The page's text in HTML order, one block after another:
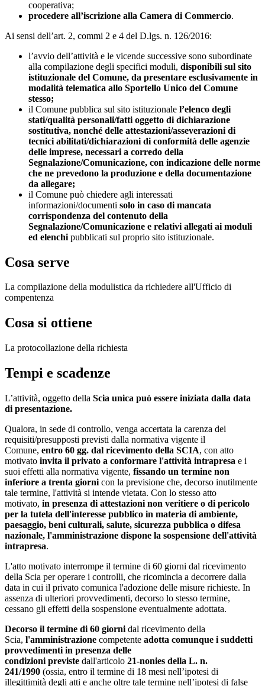
cooperativa;
procedere all’iscrizione alla Camera di Commercio.
Ai sensi dell’art. 2, commi 2 e 4 del D.lgs. n. 126/2016:
l’avvio dell’attività e le vicende successive sono subordinate
alla compilazione degli specifici moduli, disponibili sul sito
istituzionale del Comune, da presentare esclusivamente in
modalità telematica allo Sportello Unico del Comune
stesso;
il Comune pubblica sul sito istituzionale l’elenco degli
stati/qualità personali/fatti oggetto di dichiarazione
sostitutiva, nonché delle attestazioni/asseverazioni di
tecnici abilitati/dichiarazioni di conformità delle agenzie
delle imprese, necessari a corredo della
Segnalazione/Comunicazione, con indicazione delle norme
che ne prevedono la produzione e della documentazione
da allegare;
il Comune può chiedere agli interessati
informazioni/documenti solo in caso di mancata
corrispondenza del contenuto della
Segnalazione/Comunicazione e relativi allegati ai moduli
ed elenchi pubblicati sul proprio sito istituzionale.
Cosa serve
La compilazione della modulistica da richiedere all'Ufficio di
compentenza
Cosa si ottiene
La protocollazione della richiesta
Tempi e scadenze
L’attività, oggetto della Scia unica può essere iniziata dalla data
di presentazione.
Qualora, in sede di controllo, venga accertata la carenza dei
requisiti/presupposti previsti dalla normativa vigente il
Comune, entro 60 gg. dal ricevimento della SCIA, con atto
motivato invita il privato a conformare l'attività intrapresa e i
suoi effetti alla normativa vigente, fissando un termine non
inferiore a trenta giorni con la previsione che, decorso inutilmente
tale termine, l'attività si intende vietata. Con lo stesso atto
motivato, in presenza di attestazioni non veritiere o di pericolo
per la tutela dell'interesse pubblico in materia di ambiente,
paesaggio, beni culturali, salute, sicurezza pubblica o difesa
nazionale, l'amministrazione dispone la sospensione dell'attività
intrapresa.
L'atto motivato interrompe il termine di 60 giorni dal ricevimento
della Scia per operare i controlli, che ricomincia a decorrere dalla
data in cui il privato comunica l'adozione delle misure richieste. In
assenza di ulteriori provvedimenti, decorso lo stesso termine,
cessano gli effetti della sospensione eventualmente adottata.
Decorso il termine di 60 giorni dal ricevimento della
Scia, l'amministrazione competente adotta comunque i suddetti
provvedimenti in presenza delle
condizioni previste dall'articolo 21-nonies della L. n.
241/1990 (ossia, entro il termine di 18 mesi nell’ipotesi di
illegittimità degli atti e anche oltre tale termine nell’ipotesi di false